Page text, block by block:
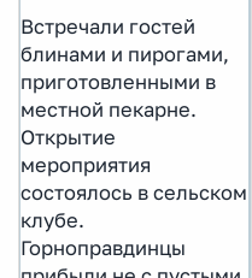
Встречали гостей
блинами и пирогами,
приготовленными в
местной пекарне.
Открытие
мероприятия
состоялось в сельском
клубе.
Горноправдинцы